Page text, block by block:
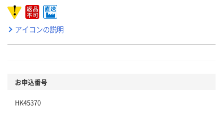
アイコンの説明
お申込番号
HK45370